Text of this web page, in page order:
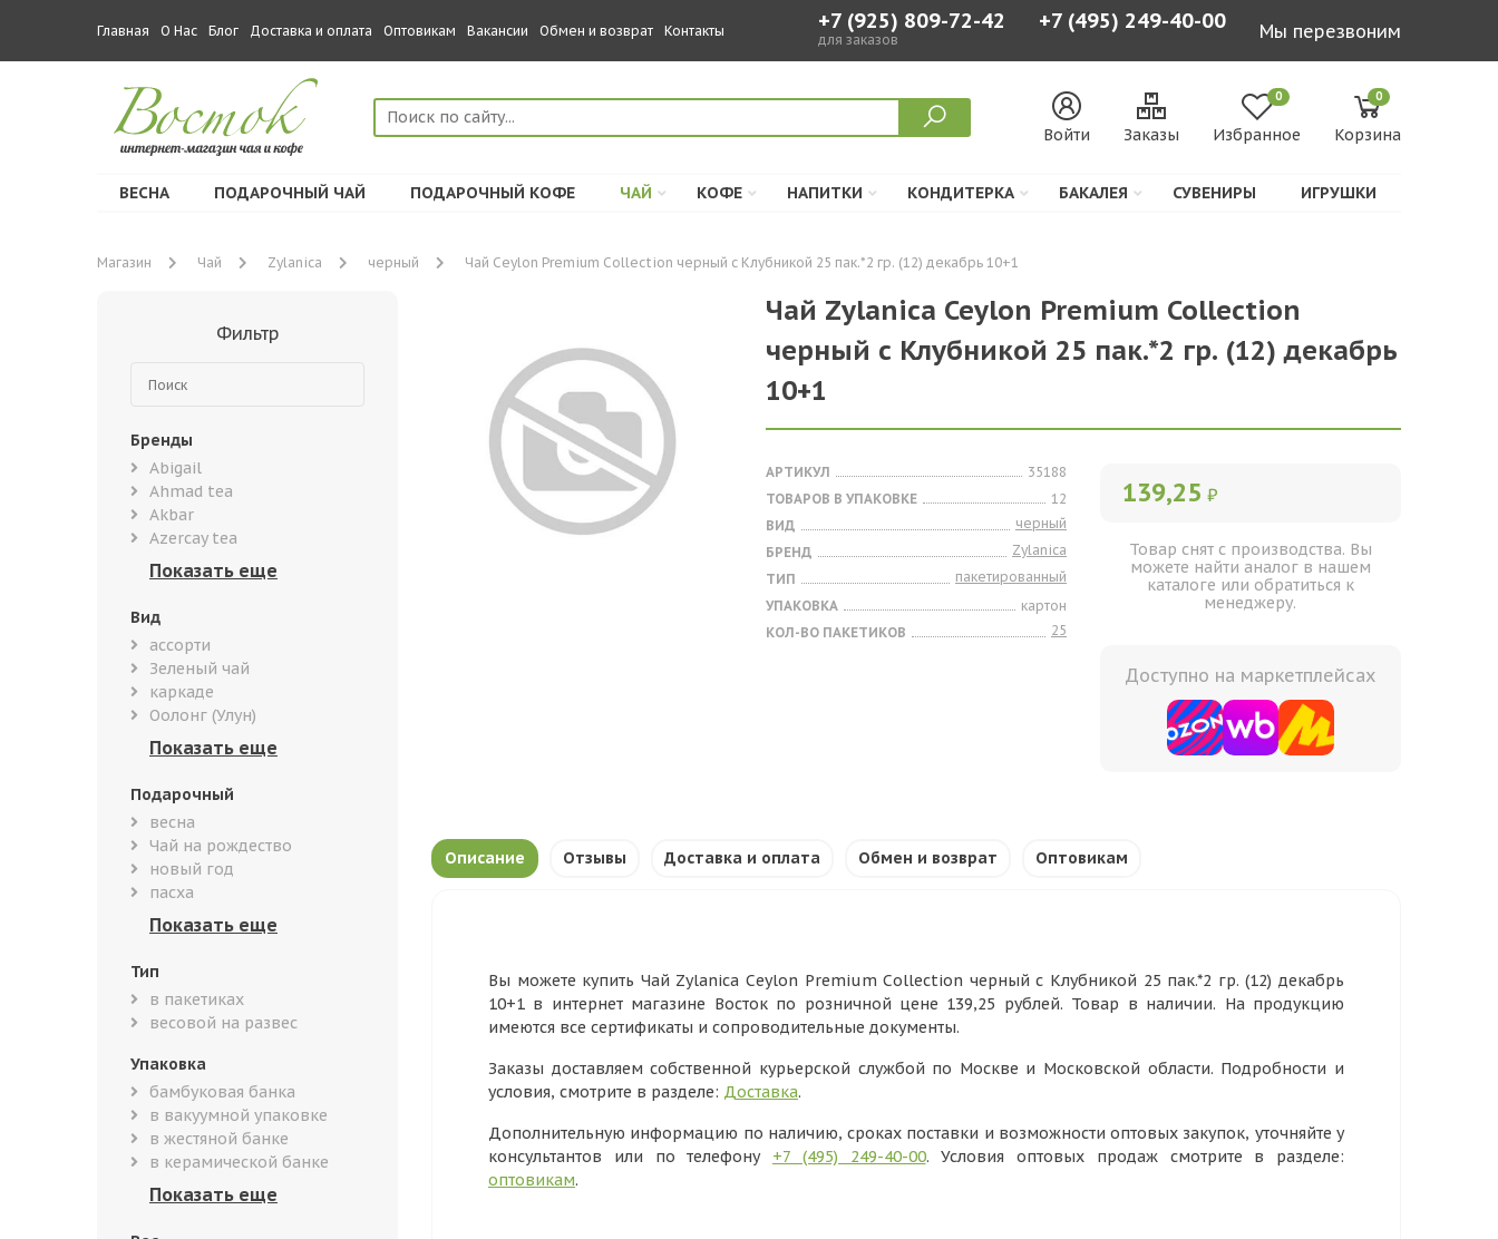
Главная О Нас Блог Доставка и оплата Оптовикам Вакансии Обмен и возврат Контакты +7 (925) 809-72-42
для заказов
+7 (495) 249-40-00 Мы перезвоним
Войти Заказы
0
Избранное
0
Корзина
ВЕСНА ПОДАРОЧНЫЙ ЧАЙ ПОДАРОЧНЫЙ КОФЕ ЧАЙ КОФЕ НАПИТКИ КОНДИТЕРКА БАКАЛЕЯ СУВЕНИРЫ ИГРУШКИ
Магазин Чай Zylanica черный Чай Ceylon Premium Collection черный с Клубникой 25 пак.*2 гр. (12) декабрь 10+1
Фильтр
Бренды
Abigail
Ahmad tea
Akbar
Azercay tea
Вид
ассорти
Зеленый чай
каркаде
Оолонг (Улун)
Подарочный
весна
Чай на рождество
новый год
пасха
Тип
в пакетиках
весовой на развес
Упаковка
бамбуковая банка
в вакуумной упаковке
в жестяной банке
в керамической банке
Чай Zylanica Ceylon Premium Collection
черный с Клубникой 25 пак.*2 гр. (12) декабрь
10+1
АРТИКУЛ
35188
ТОВАРОВ В УПАКОВКЕ
12
ВИД
черный
БРЕНД
Zylanica
ТИП
пакетированный
УПАКОВКА
картон
КОЛ-ВО ПАКЕТИКОВ
25
139,25 ₽
Товар снят с производства. Вы
можете найти аналог в нашем
каталоге или обратиться к
менеджеру.
Доступно на маркетплейсах
Описание Отзывы Доставка и оплата Обмен и возврат Оптовикам
Вы можете купить Чай Zylanica Ceylon Premium Collection черный с Клубникой 25 пак.*2 гр. (12) декабрь
10+1 в интернет магазине Восток по розничной цене 139,25 рублей. Товар в наличии. На продукцию
имеются все сертификаты и сопроводительные документы.
Заказы доставляем собственной курьерской службой по Москве и Московской области. Подробности и
условия, смотрите в разделе: Доставка.
Дополнительную информацию по наличию, сроках поставки и возможности оптовых закупок, уточняйте у
консультантов или по телефону +7 (495) 249-40-00. Условия оптовых продаж смотрите в разделе:
оптовикам.